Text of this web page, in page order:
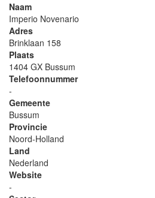
Naam
Imperio Novenario
Adres
Brinklaan 158
Plaats
1404 GX Bussum
Telefoonnummer
-
Gemeente
Bussum
Provincie
Noord-Holland
Land
Nederland
Website
-